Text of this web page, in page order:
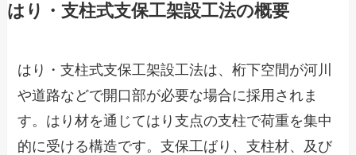
はり・支柱式支保工架設工法の概要
はり・支柱式支保工架設工法は、桁下空間が河川
や道路などで開口部が必要な場合に採用されま
す。はり材を通じてはり支点の支柱で荷重を集中
的に受ける構造です。支保工ばり、支柱材、及び